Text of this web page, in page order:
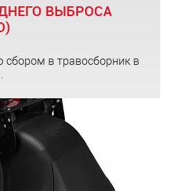
ВЫБРОСА
сбором в травосборник в